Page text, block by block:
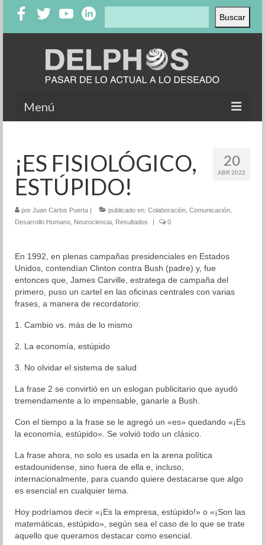
Buscar
Buscar
Menú
Nosotros
Productos
Clientes
Casos de éxito
Blog
Aprendizaje
Colaboración
Comunicación
Cultura General
Desarrollo Humano
Neurociencia
20
ABR 2022
¡ES FISIOLÓGICO,
ESTÚPIDO!
por Juan Carlos Puerta | publicado en: Colaboración Comunicación
Desarrollo Humano Neurociencia Resultados | 0
En 1992, en plenas campañas presidenciales en Estados
Unidos, contendían Clinton contra Bush (padre) y, fue
entonces que, James Carville, estratega de campaña del
primero, puso un cartel en las oficinas centrales con varias
frases, a manera de recordatorio:
1. Cambio vs. más de lo mismo
2. La economía, estúpido
3. No olvidar el sistema de salud
La frase 2 se convirtió en un eslogan publicitario que ayudó
tremendamente a lo impensable, ganarle a Bush.
Con el tiempo a la frase se le agregó un «es» quedando «¡Es
la economía, estúpido». Se volvió todo un clásico.
La frase ahora, no solo es usada en la arena política
estadounidense, sino fuera de ella e, incluso,
internacionalmente, para cuando quiere destacarse que algo
es esencial en cualquier tema.
Hoy podríamos decir «¡Es la empresa, estúpido!» o «¡Son las
matemáticas, estúpido», según sea el caso de lo que se trate
aquello que queramos destacar como esencial.